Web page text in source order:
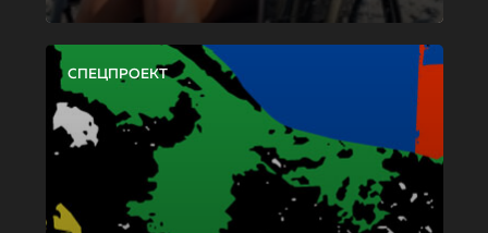
СПЕЦПРОЕКТ